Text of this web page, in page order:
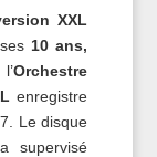
XXL
10 ans,
Orchestre
enregistre
Le disque
supervisé